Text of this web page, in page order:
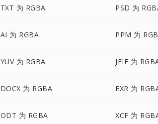
TXT 为 RGBA PSD 为
AI 为 RGBA PPM 为
YUV 为 RGBA JFIF 为
DOCX 为 RGBA EXR 为
ODT 为 RGBA XCF 为